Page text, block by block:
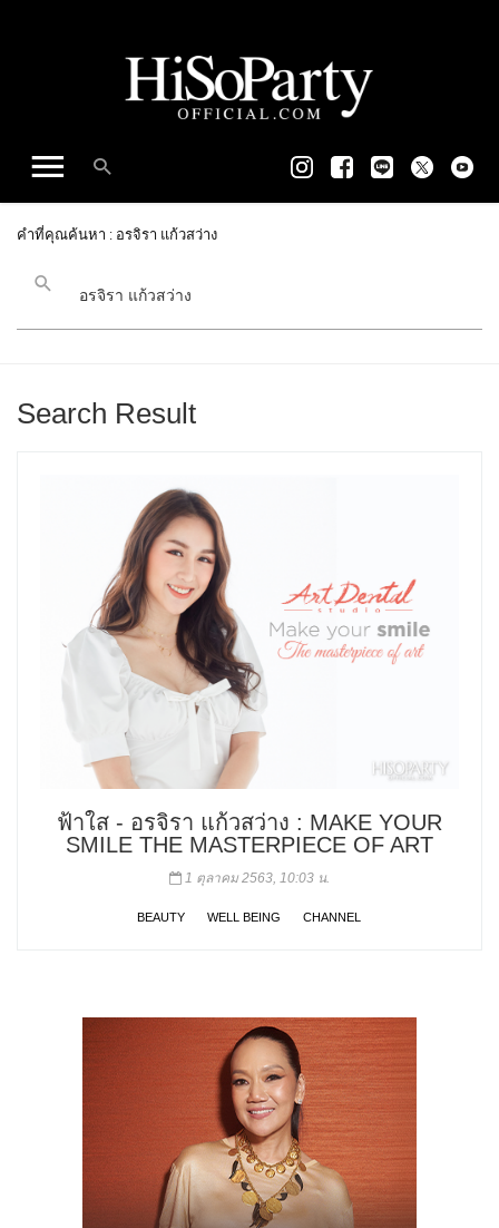
คำที่คุณค้นหา : อรจิรา แก้วสว่าง
Search Result
ฟ้าใส - อรจิรา แก้วสว่าง : MAKE YOUR
SMILE THE MASTERPIECE OF ART
1 ตุลาคม 2563, 10:03 น.
BEAUTY WELL BEING CHANNEL